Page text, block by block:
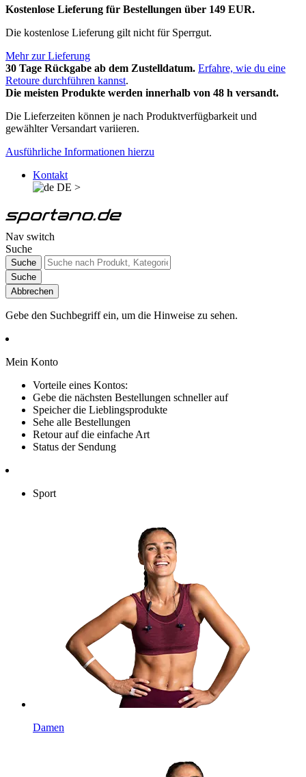
Kostenlose Lieferung für Bestellungen über 149 EUR.
Die kostenlose Lieferung gilt nicht für Sperrgut.
Mehr zur Lieferung
30 Tage Rückgabe ab dem Zustelldatum. Erfahre, wie du eine
Retoure durchführen kannst.
Die meisten Produkte werden innerhalb von 48 h versandt.
Die Lieferzeiten können je nach Produktverfügbarkeit und
gewählter Versandart variieren.
Ausführliche Informationen hierzu
Kontakt
DE >
Nav switch
Suche
Suche
Suche
Abbrechen
Gebe den Suchbegriff ein, um die Hinweise zu sehen.
Mein Konto
Vorteile eines Kontos:
Gebe die nächsten Bestellungen schneller auf
Speicher die Lieblingsprodukte
Sehe alle Bestellungen
Retour auf die einfache Art
Status der Sendung
Sport
Damen